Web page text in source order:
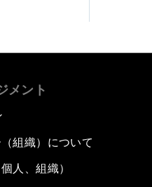
メント
組織）について
人、組織）